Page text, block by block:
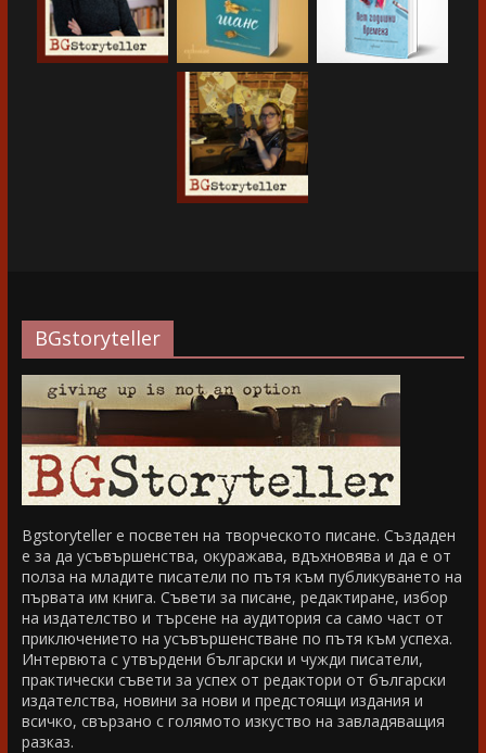
BGstoryteller
Bgstoryteller е посветен на творческото писане. Създаден
е за да усъвършенства, окуражава, вдъхновява и да е от
полза на младите писатели по пътя към публикуването на
първата им книга. Съвети за писане, редактиране, избор
на издателство и търсене на аудитория са само част от
приключението на усъвършенстване по пътя към успеха.
Интервюта с утвърдени български и чужди писатели,
практически съвети за успех от редактори от български
издателства, новини за нови и предстоящи издания и
всичко, свързано с голямото изкуство на завладяващия
разказ.